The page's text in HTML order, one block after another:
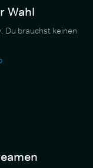
Wahl
Du brauchst keinen